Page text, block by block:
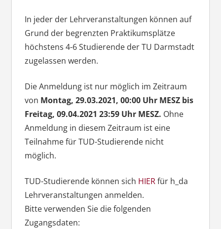
In jeder der Lehrveranstaltungen können auf
Grund der begrenzten Praktikumsplätze
höchstens 4-6 Studierende der TU Darmstadt
zugelassen werden.
Die Anmeldung ist nur möglich im Zeitraum
von Montag, 29.03.2021, 00:00 Uhr MESZ bis
Freitag, 09.04.2021 23:59 Uhr MESZ. Ohne
Anmeldung in diesem Zeitraum ist eine
Teilnahme für TUD-Studierende nicht
möglich.
TUD-Studierende können sich HIERfür h_da
Lehrveranstaltungen anmelden.
Bitte verwenden Sie die folgenden
Zugangsdaten: